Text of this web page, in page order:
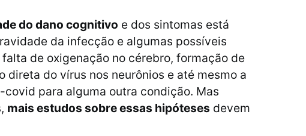
do dano cognitivo e dos sintomas está
da infecção e algumas possíveis
de oxigenação no cérebro, formação de
direta do vírus nos neurônios e até mesmo a
para alguma outra condição. Mas
mais estudos sobre essas hipóteses devem